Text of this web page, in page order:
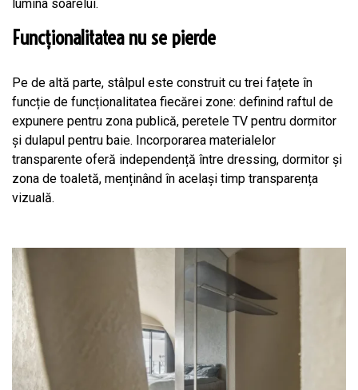
lumina soarelui.
Funcționalitatea nu se pierde
Pe de altă parte, stâlpul este construit cu trei fațete în
funcție de funcționalitatea fiecărei zone: definind raftul de
expunere pentru zona publică, peretele TV pentru dormitor
și dulapul pentru baie. Incorporarea materialelor
transparente oferă independență între dressing, dormitor și
zona de toaletă, menținând în același timp transparența
vizuală.